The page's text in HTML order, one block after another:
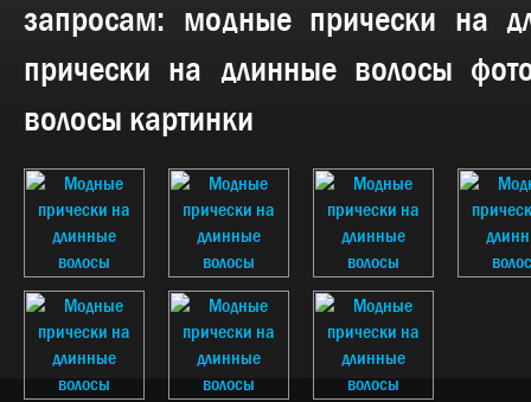
запросам: модные прически на
прически на длинные волосы
волосы картинки